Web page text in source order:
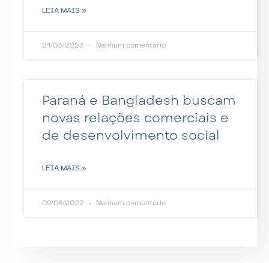
LEIA MAIS »
24/03/2023 Nenhum comentário
Paraná e Bangladesh buscam
novas relações comerciais e
de desenvolvimento social
LEIA MAIS »
09/06/2022 Nenhum comentário